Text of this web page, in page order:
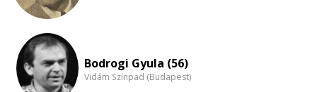
Bodrogi Gyula (56)
Vidám Színpad (Budapest)